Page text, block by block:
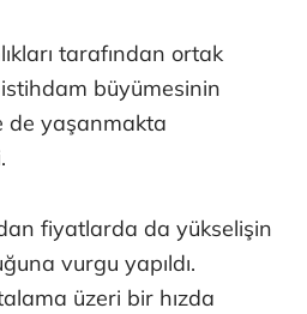
tarafından ortak
büyümesinin
de yaşanmakta
fiyatlarda da yükselişin
vurgu yapıldı.
üzeri bir hızda